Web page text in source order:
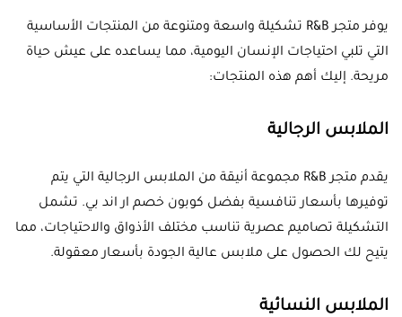
يوفر متجر R&B تشكيلة واسعة ومتنوعة من المنتجات الأساسية
التي تلبي احتياجات الإنسان اليومية، مما يساعده على عيش حياة
مريحة. إليك أهم هذه المنتجات:
الملابس الرجالية
يقدم متجر R&B مجموعة أنيقة من الملابس الرجالية التي يتم
توفيرها بأسعار تنافسية بفضل كوبون خصم ار اند بي. تشمل
التشكيلة تصاميم عصرية تناسب مختلف الأذواق والاحتياجات، مما
يتيح لك الحصول على ملابس عالية الجودة بأسعار معقولة.
الملابس النسائية